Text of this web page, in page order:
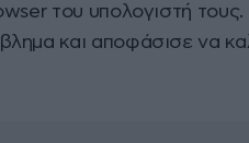
του υπολογιστή
και αποφάσισε να